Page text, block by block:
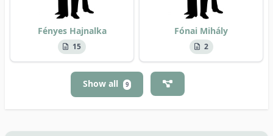
Fényes Hajnalka
15
Fónai Mihály
2
Show all 9